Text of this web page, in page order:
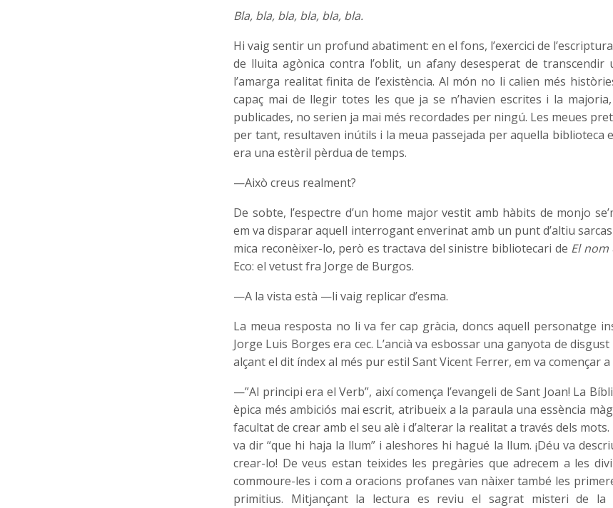
Bla, bla, bla, bla, bla, bla.
Hi vaig sentir un profund abatiment: en el fons, l’exercici de
de lluita agònica contra l’oblit, un afany desesperat de transcendir
l’amarga realitat finita de l’existència. Al món no li calien més
capaç mai de llegir totes les que ja se n’havien escrites i la
publicades, no serien ja mai més recordades per ningú. Les meues
per tant, resultaven inútils i la meua passejada per aquella biblioteca
era una estèril pèrdua de temps.
—Això creus realment?
De sobte, l’espectre d’un home major vestit amb hàbits de monjo
em va disparar aquell interrogant enverinat amb un punt d’altiu
mica reconèixer-lo, però es tractava del sinistre bibliotecari de El nom
Eco: el vetust fra Jorge de Burgos.
—A la vista està —li vaig replicar d’esma.
La meua resposta no li va fer cap gràcia, doncs aquell personatge
Jorge Luis Borges era cec. L’ancià va esbossar una ganyota de
alçant el dit índex al més pur estil Sant Vicent Ferrer, em va començar
—”Al principi era el Verb”, així comença l’evangeli de Sant Joan! La
èpica més ambiciós mai escrit, atribueix a la paraula una essència
facultat de crear amb el seu alè i d’alterar la realitat a través dels
va dir “que hi haja la llum” i aleshores hi hagué la llum. ¡Déu va
crear-lo! De veus estan teixides les pregàries que adrecem a les
commoure-les i com a oracions profanes van nàixer també les
primitius. Mitjançant la lectura es reviu el sagrat misteri de la